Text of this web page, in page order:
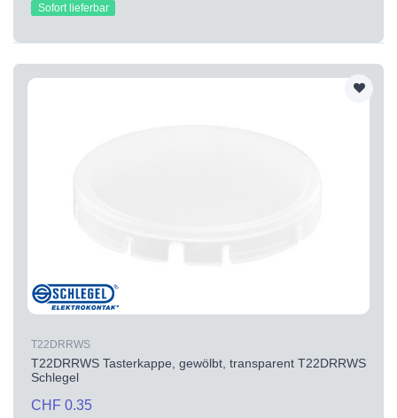
Sofort lieferbar
T22DRRWS
T22DRRWS Tasterkappe, gewölbt, transparent T22DRRWS
Schlegel
CHF 0.35